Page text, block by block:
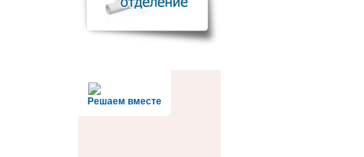
Решаем вместе